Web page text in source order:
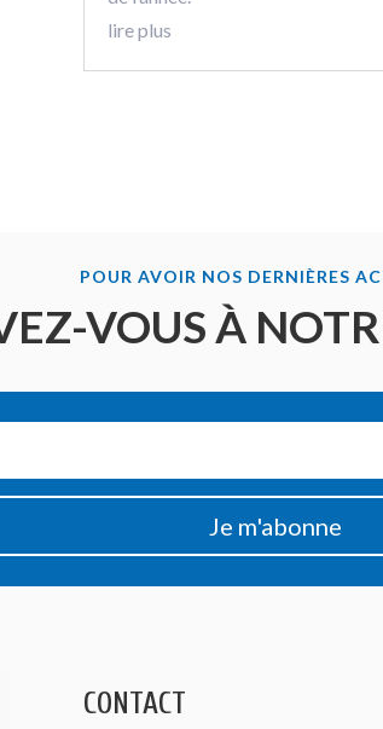
lire plus
POUR AVOIR NOS DERNIÈRES
VOUS À
Je m'abonne
CONTACT